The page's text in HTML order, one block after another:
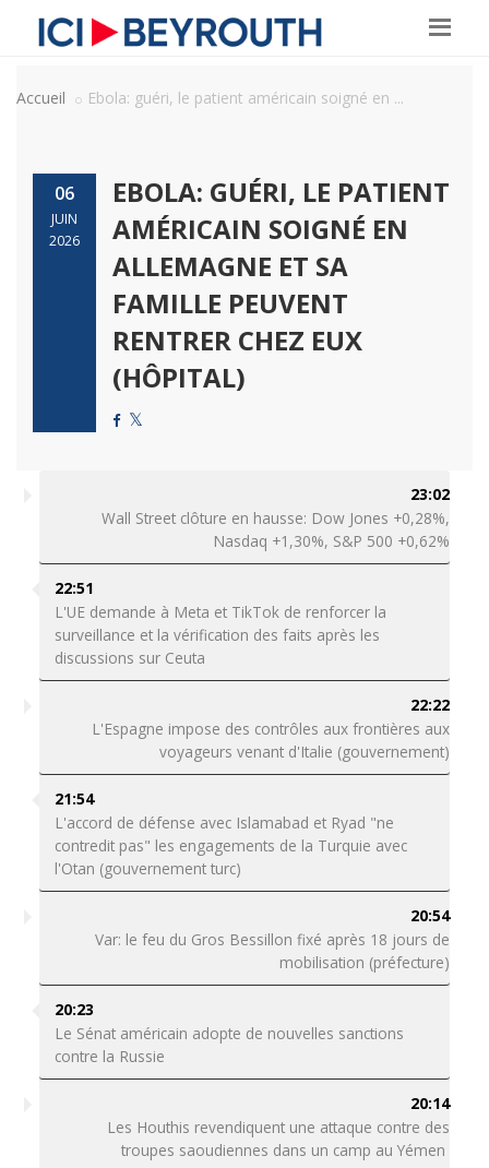
Accueil Ebola: guéri, le patient américain soigné en ...
06
JUIN
2026
EBOLA: GUÉRI, LE PATIENT
AMÉRICAIN SOIGNÉ EN
ALLEMAGNE ET SA
FAMILLE PEUVENT
RENTRER CHEZ EUX
(HÔPITAL)
23:02
Wall Street clôture en hausse: Dow Jones +0,28%,
Nasdaq +1,30%, S&P 500 +0,62%
22:51
L'UE demande à Meta et TikTok de renforcer la
surveillance et la vérification des faits après les
discussions sur Ceuta
22:22
L'Espagne impose des contrôles aux frontières aux
voyageurs venant d'Italie (gouvernement)
21:54
L'accord de défense avec Islamabad et Ryad "ne
contredit pas" les engagements de la Turquie avec
l'Otan (gouvernement turc)
20:54
Var: le feu du Gros Bessillon fixé après 18 jours de
mobilisation (préfecture)
20:23
Le Sénat américain adopte de nouvelles sanctions
contre la Russie
20:14
Les Houthis revendiquent une attaque contre des
troupes saoudiennes dans un camp au Yémen